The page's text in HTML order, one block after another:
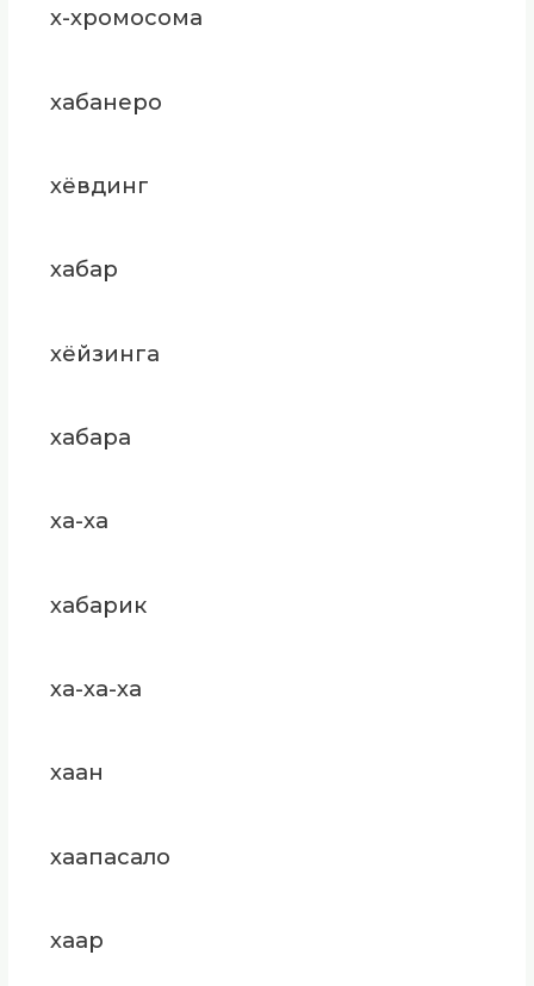
х-хромосома
хабанеро
хёвдинг
хабар
хёйзинга
хабара
ха-ха
хабарик
ха-ха-ха
хаан
хаапасало
хаар